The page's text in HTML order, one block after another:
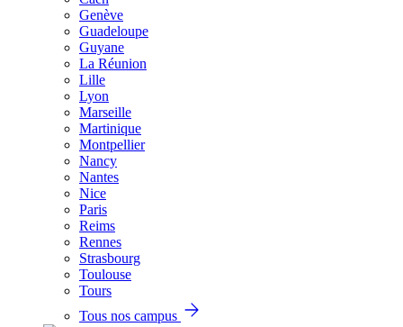
Genève
Guadeloupe
Guyane
La Réunion
Lille
Lyon
Marseille
Martinique
Montpellier
Nancy
Nantes
Nice
Paris
Reims
Rennes
Strasbourg
Toulouse
Tours
Tous nos campus